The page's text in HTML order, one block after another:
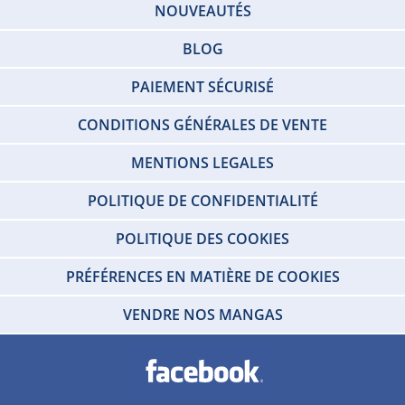
NOUVEAUTÉS
BLOG
PAIEMENT SÉCURISÉ
CONDITIONS GÉNÉRALES DE VENTE
MENTIONS LEGALES
POLITIQUE DE CONFIDENTIALITÉ
POLITIQUE DES COOKIES
PRÉFÉRENCES EN MATIÈRE DE COOKIES
VENDRE NOS MANGAS